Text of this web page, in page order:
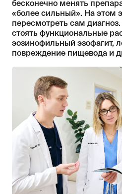
бесконечно менять
«более сильный». На этом
пересмотреть сам
стоять функциональные
эозинофильный эзофагит,
повреждение пищевода и